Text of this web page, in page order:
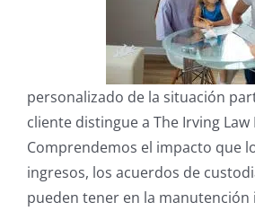
personalizado de la situación
cliente distingue a The Irving Law
Comprendemos el impacto que
ingresos, los acuerdos de
pueden tener en la manutención